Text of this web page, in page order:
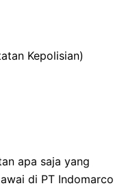
Kepolisian)
apa saja yang
di PT Indomarco